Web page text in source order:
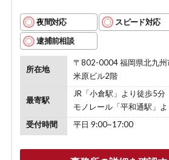
夜間対応 スピード対応
逮捕前相談
所在地
〒802-0004 福岡県北九
米原ビル2階
最寄駅
JR「小倉駅」より徒歩5分
モノレール「平和通駅」
受付時間
平日 9:00~17:00